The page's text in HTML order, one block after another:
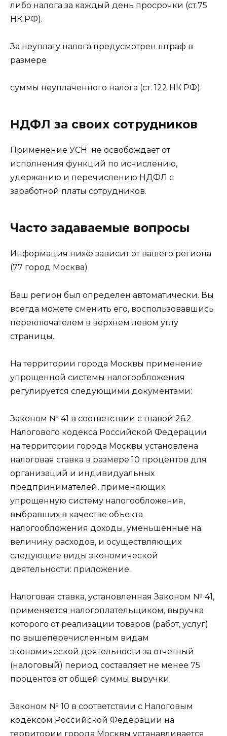
либо налога за каждый день просрочки (ст.75
НК РФ).
За неуплату налога предусмотрен штраф в
размере
суммы неуплаченного налога (ст. 122 НК РФ).
НДФЛ за своих сотрудников
Применение УСН не освобождает от
исполнения функций по исчислению,
удержанию и перечислению НДФЛ с
заработной платы сотрудников.
Часто задаваемые вопросы
Информация ниже зависит от вашего региона
(77 город Москва)
Ваш регион был определен автоматически. Вы
всегда можете сменить его, воспользовавшись
переключателем в верхнем левом углу
страницы.
На территории города Москвы применение
упрощенной системы налогообложения
регулируется следующими документами:
Законом № 41 в соответствии с главой 26.2
Налогового кодекса Российской Федерации
на территории города Москвы установлена
налоговая ставка в размере 10 процентов для
организаций и индивидуальных
предпринимателей, применяющих
упрощенную систему налогообложения,
выбравших в качестве объекта
налогообложения доходы, уменьшенные на
величину расходов, и осуществляющих
следующие виды экономической
деятельности: приложение.
Налоговая ставка, установленная Законом № 41,
применяется налогоплательщиком, выручка
которого от реализации товаров (работ, услуг)
по вышеперечисленным видам
экономической деятельности за отчетный
(налоговый) период составляет не менее 75
процентов от общей суммы выручки.
Законом № 10 в соответствии с Налоговым
кодексом Российской Федерации на
территории города Москвы устанавливается